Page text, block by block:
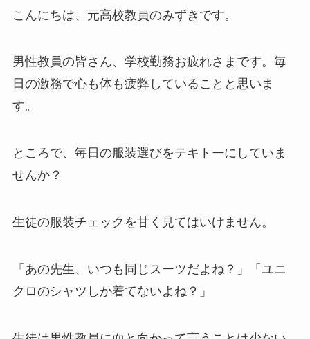
こんにちは、元高校教員のみずきです。
男性教員の皆さん、学校勤務お疲れさまです。毎
日の激務で心も体も疲弊していることと思いま
す。
ところで、毎日の服装選びをテキトーにしていま
せんか？
生徒の服装チェックを甘く見てはいけません。
「あの先生、いつも同じスーツだよね？」「ユニ
クロのシャツしか着てないよね？」